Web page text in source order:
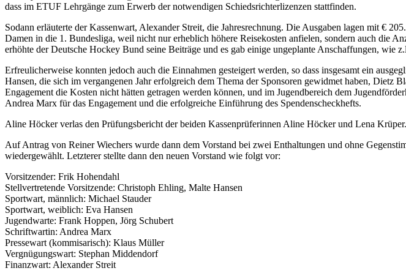
dass im ETUF Lehrgänge zum Erwerb der notwendigen Schiedsrichterlizenzen stattfinden.
Sodann erläuterte der Kassenwart, Alexander Streit, die Jahresrechnung. Die Ausgaben lagen mit €
Damen in die 1. Bundesliga, weil nicht nur erheblich höhere Reisekosten anfielen, sondern auch die
erhöhte der Deutsche Hockey Bund seine Beiträge und es gab einige ungeplante Anschaffungen, wie
Erfreulicherweise konnten jedoch auch die Einnahmen gesteigert werden, so dass insgesamt ein
Hansen, die sich im vergangenen Jahr erfolgreich dem Thema der Sponsoren gewidmet haben, Dietz
Engagement die Kosten nicht hätten getragen werden können, und im Jugendbereich dem
Andrea Marx für das Engagement und die erfolgreiche Einführung des Spendenscheckhefts.
Aline Höcker verlas den Prüfungsbericht der beiden Kassenprüferinnen Aline Höcker und Lena
Auf Antrag von Reiner Wiechers wurde dann dem Vorstand bei zwei Enthaltungen und ohne
wiedergewählt. Letzterer stellte dann den neuen Vorstand wie folgt vor:
Vorsitzender: Frik Hohendahl
Stellvertretende Vorsitzende: Christoph Ehling, Malte Hansen
Sportwart, männlich: Michael Stauder
Sportwart, weiblich: Eva Hansen
Jugendwarte: Frank Hoppen, Jörg Schubert
Schriftwartin: Andrea Marx
Pressewart (kommisarisch): Klaus Müller
Vergnügungswart: Stephan Middendorf
Finanzwart: Alexander Streit